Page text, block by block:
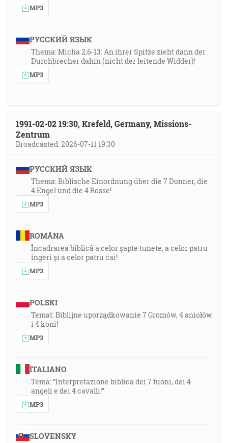
MP3
РУССКИЙ ЯЗЫК
Thema: Micha 2,6-13: An ihrer Spitze zieht dann der
Durchbrecher dahin (nicht der leitende Widder)!
MP3
1991-02-02 19:30, Krefeld, Germany, Missions-
Zentrum
Broadcasted: 2026-07-11 19:30
РУССКИЙ ЯЗЫК
Thema: Biblische Einordnung über die 7 Donner, die
4 Engel und die 4 Rosse!
MP3
ROMÂNA
Încadrarea biblică a celor șapte tunete, a celor patru
îngeri și a celor patru cai!
MP3
POLSKI
Temat: Biblijne uporządkowanie 7 Gromów, 4 aniołów
i 4 koni!
MP3
ITALIANO
Tema: “Interpretazione biblica dei 7 tuoni, dei 4
angeli e dei 4 cavalli!”
MP3
SLOVENSKY